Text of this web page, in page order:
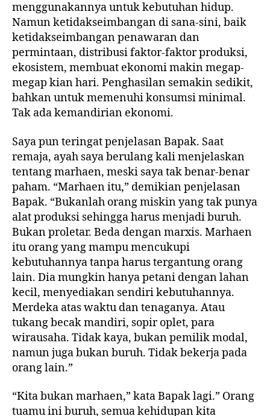
menggunakannya untuk kebutuhan hidup.
Namun ketidakseimbangan di sana-sini, baik
ketidakseimbangan penawaran dan
permintaan, distribusi faktor-faktor produksi,
ekosistem, membuat ekonomi makin megap-
megap kian hari. Penghasilan semakin sedikit,
bahkan untuk memenuhi konsumsi minimal.
Tak ada kemandirian ekonomi.
Saya pun teringat penjelasan Bapak. Saat
remaja, ayah saya berulang kali menjelaskan
tentang marhaen, meski saya tak benar-benar
paham. “Marhaen itu,” demikian penjelasan
Bapak. “Bukanlah orang miskin yang tak punya
alat produksi sehingga harus menjadi buruh.
Bukan proletar. Beda dengan marxis. Marhaen
itu orang yang mampu mencukupi
kebutuhannya tanpa harus tergantung orang
lain. Dia mungkin hanya petani dengan lahan
kecil, menyediakan sendiri kebutuhannya.
Merdeka atas waktu dan tenaganya. Atau
tukang becak mandiri, sopir oplet, para
wirausaha. Tidak kaya, bukan pemilik modal,
namun juga bukan buruh. Tidak bekerja pada
orang lain.”
“Kita bukan marhaen,” kata Bapak lagi.” Orang
tuamu ini buruh, semua kehidupan kita